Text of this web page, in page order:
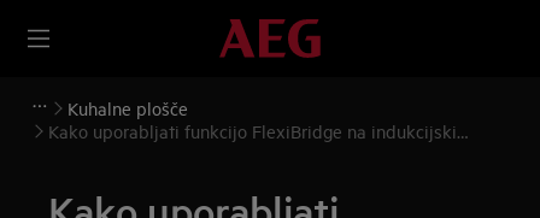
Kuhalne plošče
Kako uporabljati funkcijo FlexiBridge na indukcijski